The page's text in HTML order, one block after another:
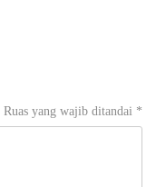
Ruas yang wajib ditandai *